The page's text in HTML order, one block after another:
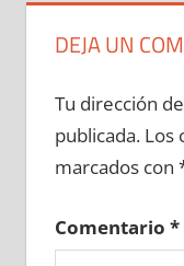
DEJA UN
Tu dirección
publicada. Los
marcados con
Comentario *